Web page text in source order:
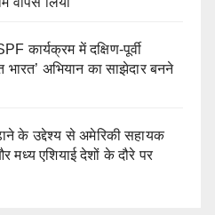
कार्यक्रम में दक्षिण-पूर्वी
भारत’ अभियान का साझेदार बनने
के उद्देश्य से अमेरिकी सहायक
मध्य एशियाई देशों के दौरे पर